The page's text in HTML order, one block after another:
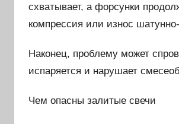
схватывает, а форсунки
компрессия или износ
Наконец, проблему может
испаряется и нарушает
Чем опасны залитые свечи